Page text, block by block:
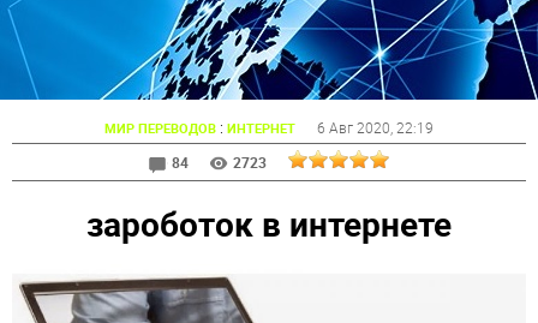
МИР ПЕРЕВОДОВ : ИНТЕРНЕТ 6 Авг 2020 , 22:19
84
2723
зароботок в интернете